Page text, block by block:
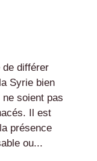
de différer
Syrie bien
soient pas
Il est
présence
ou...